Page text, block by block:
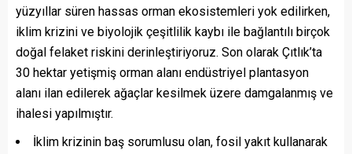
yüzyıllar süren hassas orman ekosistemleri yok edilirken,
iklim krizini ve biyolojik çeşitlilik kaybı ile bağlantılı birçok
doğal felaket riskini derinleştiriyoruz. Son olarak Çıtlık’ta
30 hektar yetişmiş orman alanı endüstriyel plantasyon
alanı ilan edilerek ağaçlar kesilmek üzere damgalanmış ve
ihalesi yapılmıştır.
İklim krizinin baş sorumlusu olan, fosil yakıt kullanarak